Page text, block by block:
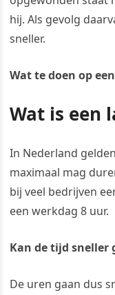
hij. Als gevolg
sneller.
Wat te doen op
Wat is een
In Nederland
maximaal mag
bij veel bedrijven
een werkdag 8 uur.
Kan de tijd sneller
De uren gaan dus